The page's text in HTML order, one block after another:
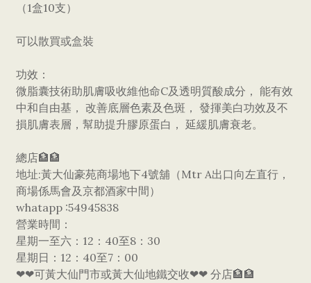
（1盒10支）
可以散買或盒裝
功效：
微脂囊技術助肌膚吸收維他命C及透明質酸成分， 能有效
中和自由基， 改善底層色素及色斑， 發揮美白功效及不
損肌膚表層，幫助提升膠原蛋白， 延緩肌膚衰老。
總店🏦🏦
地址:黃大仙豪苑商場地下4號舖（Mtr A出口向左直行，
商場係馬會及京都酒家中間）
whatapp :54945838
營業時間：
星期一至六：12：40至8：30
星期日：12：40至7：00
❤❤可黃大仙門市或黃大仙地鐵交收❤❤ 分店🏦🏦